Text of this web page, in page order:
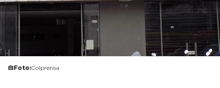
Foto:Colprensa